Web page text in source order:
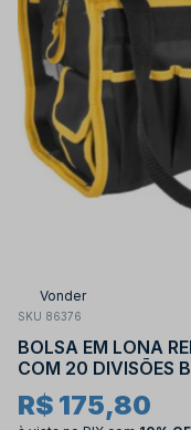
Vonder
SKU 86376
BOLSA EM LONA
COM 20 DIVISÕES
R$ 175,80